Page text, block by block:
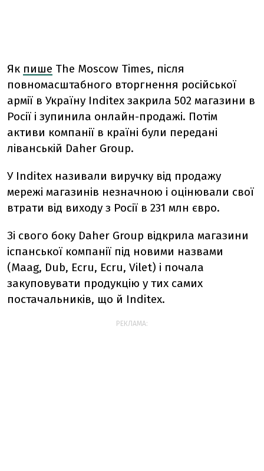
Як пише The Moscow Times, після
повномасштабного вторгнення російської
армії в Україну Inditex закрила 502 магазини в
Росії і зупинила онлайн-продажі. Потім
активи компанії в країні були передані
ліванській Daher Group.
У Inditex називали виручку від продажу
мережі магазинів незначною і оцінювали свої
втрати від виходу з Росії в 231 млн євро.
Зі свого боку Daher Group відкрила магазини
іспанської компанії під новими назвами
(Maag, Dub, Ecru, Ecru, Vilet) і почала
закуповувати продукцію у тих самих
постачальників, що й Inditex.
РЕКЛАМА: